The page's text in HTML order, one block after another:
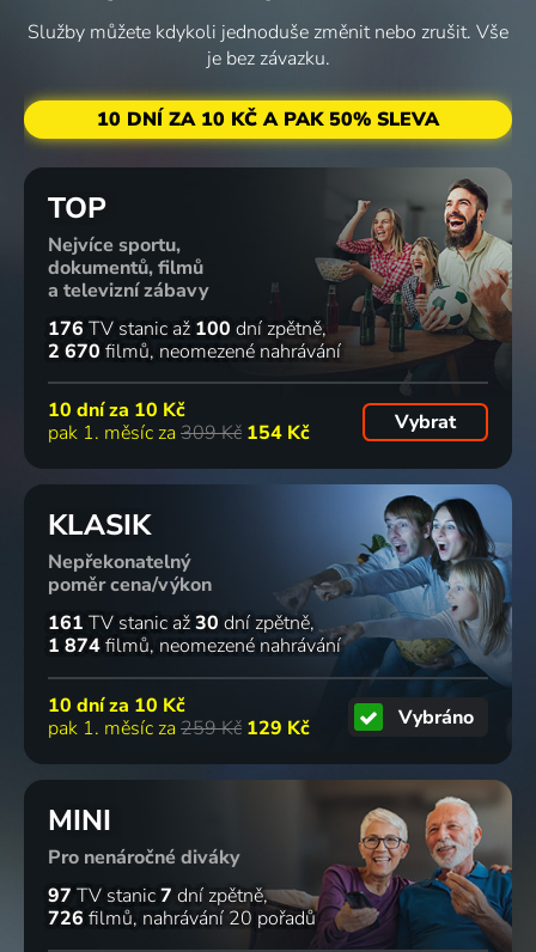
Služby můžete kdykoli jednoduše změnit nebo zrušit. Vše
je bez závazku.
10 DNÍ ZA 10 KČ A PAK 50% SLEVA
TOP
Nejvíce sportu,
dokumentů, filmů
a televizní zábavy
176 TV stanic až 100 dní zpětně
2 670 filmů neomezené nahrávání
10 dní za 10 Kč
pak 1. měsíc za 309 Kč 154 Kč Vybrat
KLASIK
Nepřekonatelný
poměr cena/výkon
161 TV stanic až30 dní zpětně
1 874filmů neomezené nahrávání
10 dní za 10 Kč
pak 1. měsíc za 259 Kč 129 Kč Vybráno
MINI
Pro nenáročné diváky
97 TV stanic7 dní zpětně
726 filmů nahrávání 20 pořadů